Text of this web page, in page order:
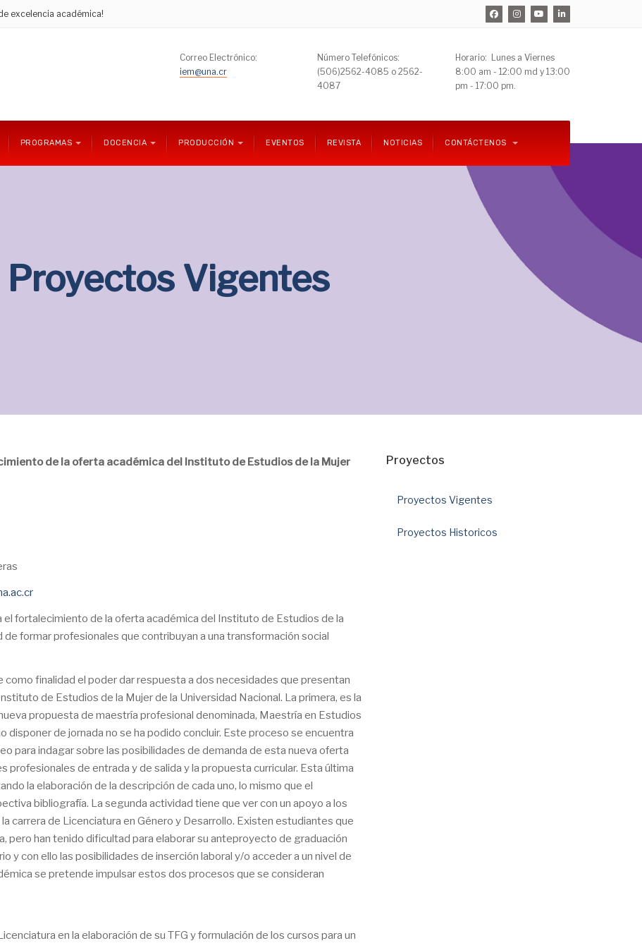
excelencia académica!
Correo Electrónico:
iem@una.cr
Número Telefónicos:
(506)2562-4085 o 2562-
4087
Horario: Lunes a Viernes
8:00 am - 12:00 md y 13:00
pm - 17:00 pm.
PROGRAMAS DOCENCIA PRODUCCIÓN EVENTOS REVISTA NOTICIAS CONTÁCTENOS
Proyectos Vigentes
de la oferta académica del Instituto de Estudios de la Mujer
el fortalecimiento de la oferta académica del Instituto de Estudios de la
formar profesionales que contribuyan a una transformación social
finalidad el poder dar respuesta a dos necesidades que presentan
de Estudios de la Mujer de la Universidad Nacional. La primera, es la
propuesta de maestría profesional denominada, Maestría en Estudios
disponer de jornada no se ha podido concluir. Este proceso se encuentra
para indagar sobre las posibilidades de demanda de esta nueva oferta
profesionales de entrada y de salida y la propuesta curricular. Esta última
la elaboración de la descripción de cada uno, lo mismo que el
bibliografía. La segunda actividad tiene que ver con un apoyo a los
carrera de Licenciatura en Género y Desarrollo. Existen estudiantes que
pero han tenido dificultad para elaborar su anteproyecto de graduación
y con ello las posibilidades de inserción laboral y/o acceder a un nivel de
se pretende impulsar estos dos procesos que se consideran
en la elaboración de su TFG y formulación de los cursos para un
Proyectos
Proyectos Vigentes
Proyectos Historicos